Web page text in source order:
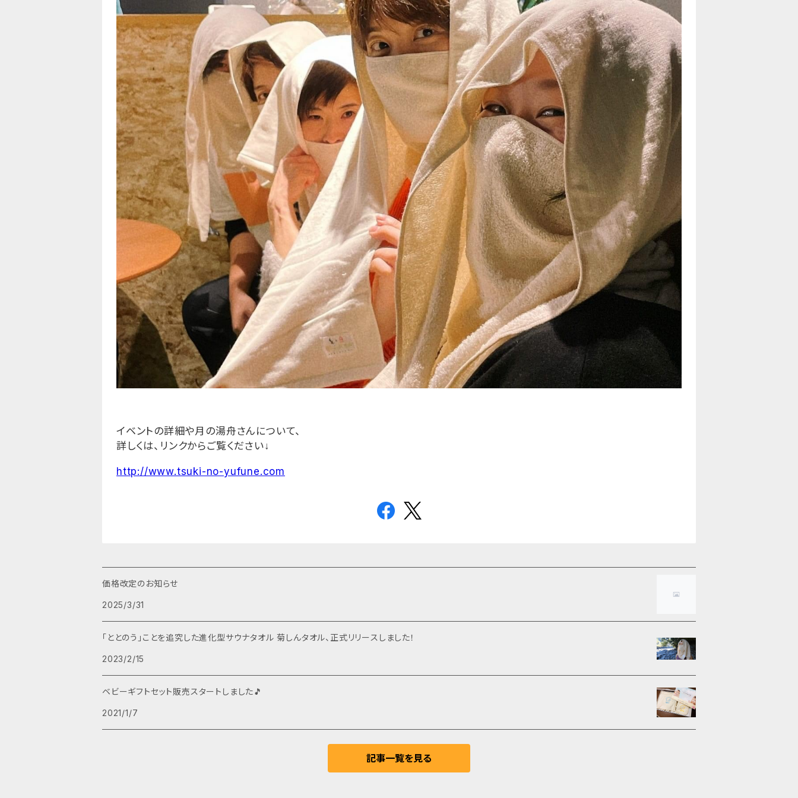
イベントの詳細や月の湯舟さんについて、
詳しくは、リンクからご覧ください↓
http://www.tsuki-no-yufune.com
価格改定のお知らせ
2025/3/31
「ととのう」ことを追究した進化型サウナタオル 菊しんタオル、正式リリースしました！
2023/2/15
ベビーギフトセット販売スタートしました🎵
2021/1/7
記事一覧を見る